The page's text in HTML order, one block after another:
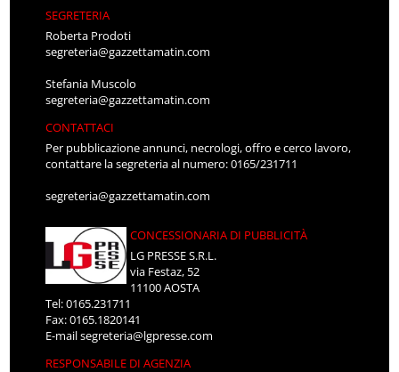
SEGRETERIA
Roberta Prodoti
segreteria@gazzettamatin.com
Stefania Muscolo
segreteria@gazzettamatin.com
CONTATTACI
Per pubblicazione annunci, necrologi, offro e cerco lavoro,
contattare la segreteria al numero: 0165/231711
segreteria@gazzettamatin.com
CONCESSIONARIA DI PUBBLICITÀ
LG PRESSE S.R.L.
via Festaz, 52
11100 AOSTA
Tel: 0165.231711
Fax: 0165.1820141
E-mailsegreteria@lgpresse.com
RESPONSABILE DI AGENZIA